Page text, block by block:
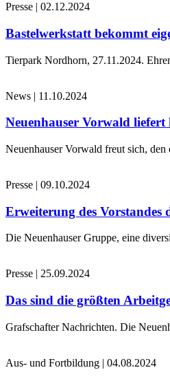
Presse | 02.12.2024
Bastelwerkstatt bekommt
Tierpark Nordhorn, 27.11.2024.
News | 11.10.2024
Neuenhauser Vorwald
Neuenhauser Vorwald freut sich,
Presse | 09.10.2024
Erweiterung des Vorstandes
Die Neuenhauser Gruppe, eine
Presse | 25.09.2024
Das sind die größten
Grafschafter Nachrichten. Die
Aus- und Fortbildung | 04.08.2024